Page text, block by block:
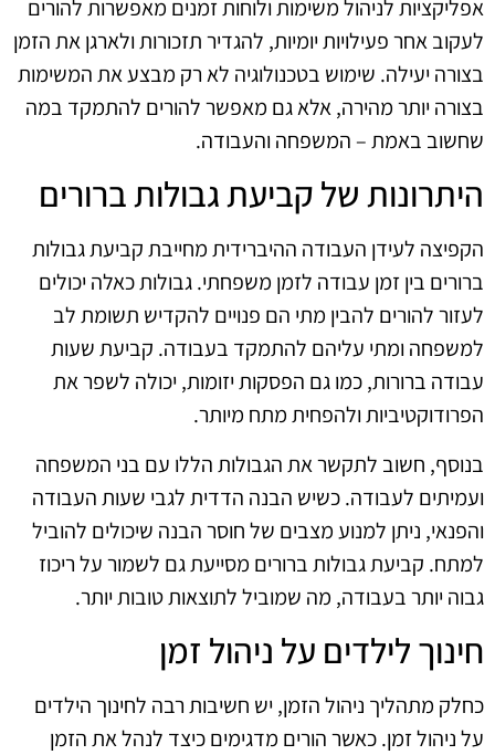
אפליקציות לניהול משימות ולוחות זמנים מאפשרות להורים
לעקוב אחר פעילויות יומיות, להגדיר תזכורות ולארגן את הזמן
בצורה יעילה. שימוש בטכנולוגיה לא רק מבצע את המשימות
בצורה יותר מהירה, אלא גם מאפשר להורים להתמקד במה
שחשוב באמת – המשפחה והעבודה.
היתרונות של קביעת גבולות ברורים
הקפיצה לעידן העבודה ההיברידית מחייבת קביעת גבולות
ברורים בין זמן עבודה לזמן משפחתי. גבולות כאלה יכולים
לעזור להורים להבין מתי הם פנויים להקדיש תשומת לב
למשפחה ומתי עליהם להתמקד בעבודה. קביעת שעות
עבודה ברורות, כמו גם הפסקות יזומות, יכולה לשפר את
הפרודוקטיביות ולהפחית מתח מיותר.
בנוסף, חשוב לתקשר את הגבולות הללו עם בני המשפחה
ועמיתים לעבודה. כשיש הבנה הדדית לגבי שעות העבודה
והפנאי, ניתן למנוע מצבים של חוסר הבנה שיכולים להוביל
למתח. קביעת גבולות ברורים מסייעת גם לשמור על ריכוז
גבוה יותר בעבודה, מה שמוביל לתוצאות טובות יותר.
חינוך לילדים על ניהול זמן
כחלק מתהליך ניהול הזמן, יש חשיבות רבה לחינוך הילדים
על ניהול זמן. כאשר הורים מדגימים כיצד לנהל את הזמן